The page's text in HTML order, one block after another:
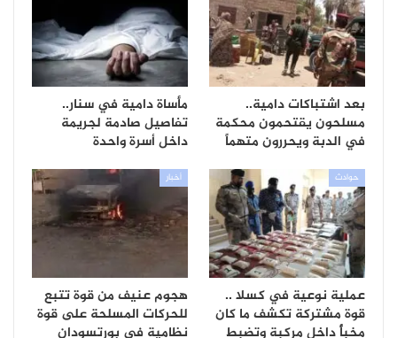
بعد اشتباكات دامية..
مسلحون يقتحمون محكمة
في الدبة ويحررون متهماً
مأساة دامية في سنار..
تفاصيل صادمة لجريمة
داخل أسرة واحدة
حوادث
عملية نوعية في كسلا ..
قوة مشتركة تكشف ما كان
مخبأً داخل مركبة وتضبط
أخبار
هجوم عنيف من قوة تتبع
للحركات المسلحة على قوة
نظامية في بورتسودان